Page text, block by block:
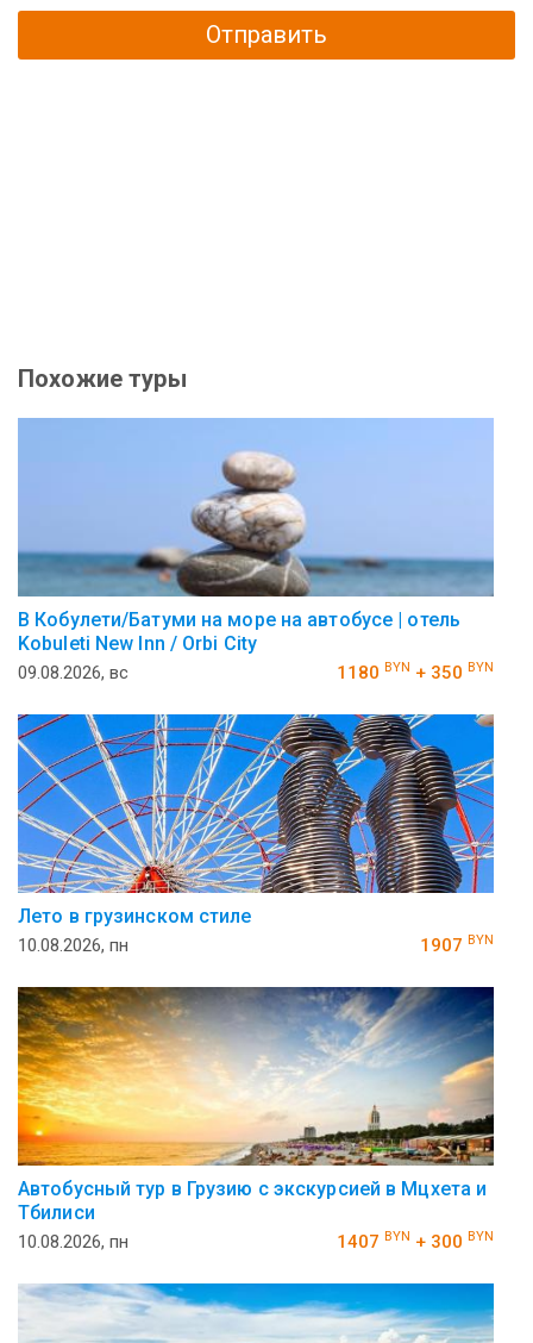
Отправить
Похожие туры
В Кобулети/Батуми на море на автобусе | отель
Kobuleti New Inn / Orbi City
09.08.2026, вс 1180 BYN + 350 BYN
Лето в грузинском стиле
10.08.2026, пн 1907 BYN
Автобусный тур в Грузию с экскурсией в Мцхета и
Тбилиси
10.08.2026, пн 1407 BYN + 300 BYN